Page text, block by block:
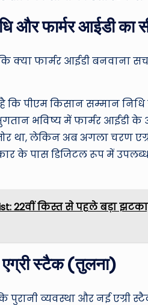
और फार्मर आईडी का
क्या फार्मर आईडी बनवाना
कि पीएम किसान सम्मान निधि
भविष्य में फार्मर आईडी के
था, लेकिन अब अगला चरण
के पास डिजिटल रूप में
22वीं किस्त से पहले बड़ा
एग्री स्टैक (तुलना)
व्यवस्था और नई एग्री